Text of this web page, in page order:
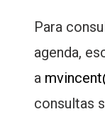
Para
agenda,
a
consultas